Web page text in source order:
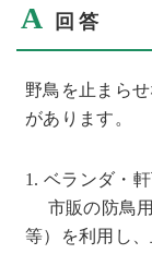
A 回答
野鳥を止まら
があります。
1. ベランダ・
市販の防鳥用
等）を利用し